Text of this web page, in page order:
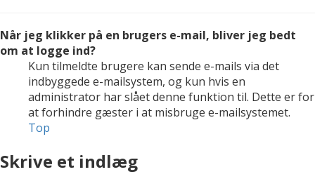
Når jeg klikker på en brugers e-mail, bliver jeg bedt
om at logge ind?
Kun tilmeldte brugere kan sende e-mails via det
indbyggede e-mailsystem, og kun hvis en
administrator har slået denne funktion til. Dette er for
at forhindre gæster i at misbruge e-mailsystemet.
Top
Skrive et indlæg